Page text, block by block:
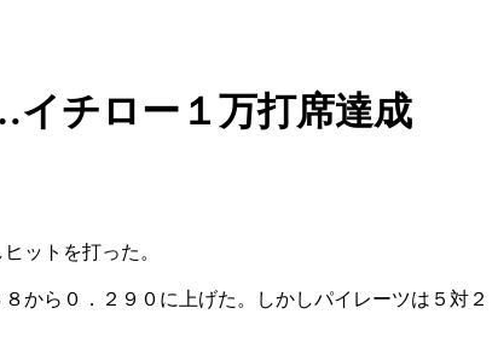
イチロー１万打席達成
ットを打った。
から０．２９０に上げた。しかしパイレーツは５対２